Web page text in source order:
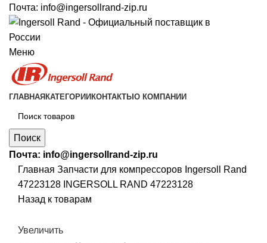
Почта: info@ingersollrand-zip.ru
Меню
ГЛАВНАЯ КАТЕГОРИИ КОНТАКТЫ О КОМПАНИИ
Поиск
Почта: info@ingersollrand-zip.ru
Главная Запчасти для компрессоров Ingersoll Rand
47223128 INGERSOLL RAND 47223128
Назад к товарам
Увеличить